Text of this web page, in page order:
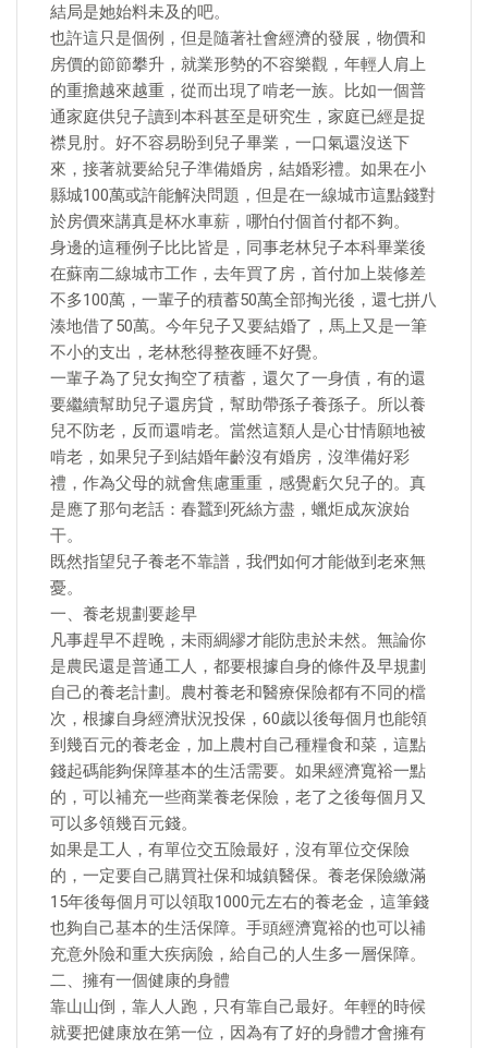
結局是她始料未及的吧。
也許這只是個例，但是隨著社會經濟的發展，物價和
房價的節節攀升，就業形勢的不容樂觀，年輕人肩上
的重擔越來越重，從而出現了啃老一族。比如一個普
通家庭供兒子讀到本科甚至是研究生，家庭已經是捉
襟見肘。好不容易盼到兒子畢業，一口氣還沒送下
來，接著就要給兒子準備婚房，結婚彩禮。如果在小
縣城100萬或許能解決問題，但是在一線城市這點錢對
於房價來講真是杯水車薪，哪怕付個首付都不夠。
身邊的這種例子比比皆是，同事老林兒子本科畢業後
在蘇南二線城市工作，去年買了房，首付加上裝修差
不多100萬，一輩子的積蓄50萬全部掏光後，還七拼八
湊地借了50萬。今年兒子又要結婚了，馬上又是一筆
不小的支出，老林愁得整夜睡不好覺。
一輩子為了兒女掏空了積蓄，還欠了一身債，有的還
要繼續幫助兒子還房貸，幫助帶孫子養孫子。所以養
兒不防老，反而還啃老。當然這類人是心甘情願地被
啃老，如果兒子到結婚年齡沒有婚房，沒準備好彩
禮，作為父母的就會焦慮重重，感覺虧欠兒子的。真
是應了那句老話：春蠶到死絲方盡，蠟炬成灰淚始
干。
既然指望兒子養老不靠譜，我們如何才能做到老來無
憂。
一、養老規劃要趁早
凡事趕早不趕晚，未雨綢繆才能防患於未然。無論你
是農民還是普通工人，都要根據自身的條件及早規劃
自己的養老計劃。農村養老和醫療保險都有不同的檔
次，根據自身經濟狀況投保，60歲以後每個月也能領
到幾百元的養老金，加上農村自己種糧食和菜，這點
錢起碼能夠保障基本的生活需要。如果經濟寬裕一點
的，可以補充一些商業養老保險，老了之後每個月又
可以多領幾百元錢。
如果是工人，有單位交五險最好，沒有單位交保險
的，一定要自己購買社保和城鎮醫保。養老保險繳滿
15年後每個月可以領取1000元左右的養老金，這筆錢
也夠自己基本的生活保障。手頭經濟寬裕的也可以補
充意外險和重大疾病險，給自己的人生多一層保障。
二、擁有一個健康的身體
靠山山倒，靠人人跑，只有靠自己最好。年輕的時候
就要把健康放在第一位，因為有了好的身體才會擁有